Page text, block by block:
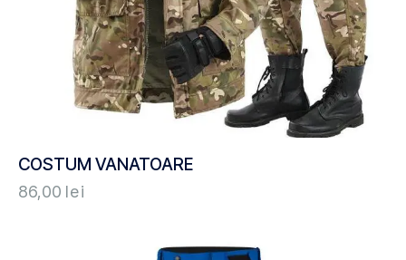
COSTUM VANATOARE
86,00 lei